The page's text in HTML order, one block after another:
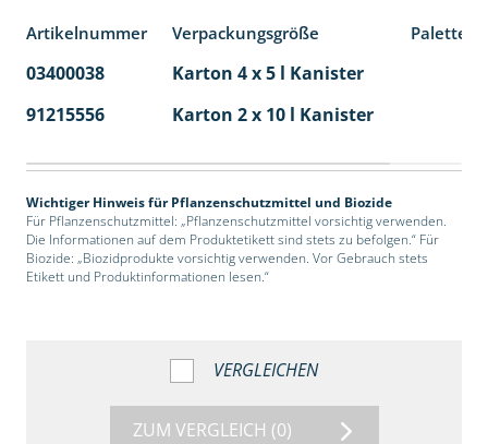
Artikelnummer Verpackungsgröße
03400038 Karton 4 x 5 l Kanister
91215556
Karton 2 x 10 l Kanister
Wichtiger Hinweis für Pflanzenschutzmittel und Biozide
Für Pflanzenschutzmittel: „Pflanzenschutzmittel vorsichtig verwenden.
Die Informationen auf dem Produktetikett sind stets zu befolgen.“ Für
Biozide: „Biozidprodukte vorsichtig verwenden. Vor Gebrauch stets
Etikett und Produktinformationen lesen.“
VERGLEICHEN
ZUM VERGLEICH (0)